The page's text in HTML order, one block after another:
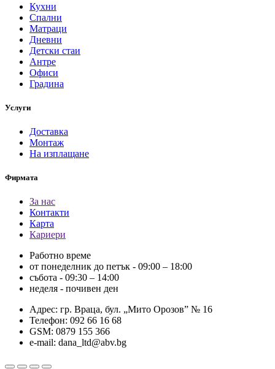
Кухни
Спални
Матраци
Дневни
Детски стаи
Антре
Офиси
Градина
Услуги
Доставка
Монтаж
На изплащане
Фирмата
За нас
Контакти
Карта
Кариери
Работно време
от понеделник до петък - 09:00 – 18:00
събота - 09:30 – 14:00
неделя - почивен ден
Адрес: гр. Враца, бул. „Мито Орозов” № 16
Телефон: 092 66 16 68
GSM: 0879 155 366
e-mail: dana_ltd@abv.bg